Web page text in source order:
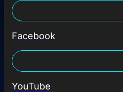
Facebook
YouTube